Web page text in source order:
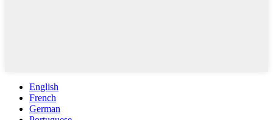
English
French
German